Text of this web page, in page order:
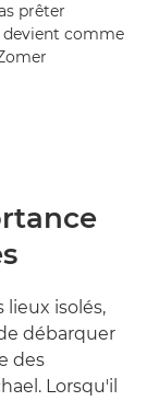
prêter
devient comme
lieux isolés,
débarquer
des
Lorsqu'il